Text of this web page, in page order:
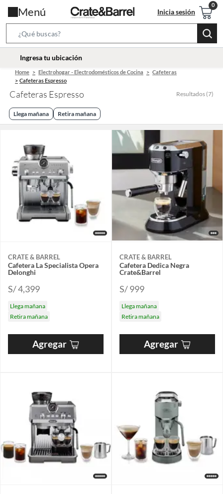
Menú Inicia sesión
Bar
location-
Ingresa tu ubicación
Home Electrohogar - Electrodomésticos de Cocina
Cafeteras
Cafeteras Espresso
Cafeteras Espresso Resultados (7)
Llega mañana Retira mañana
CRATE & BARREL
Cafetera La Specialista Opera
Delonghi
S/ 4,399
Llega mañana
Retira mañana
Agregar
CRATE & BARREL
Cafetera Dedica Negra
Crate&Barrel
S/ 999
Llega mañana
Retira mañana
Agregar